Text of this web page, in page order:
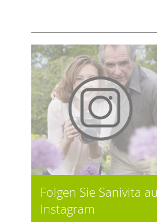
Folgen Sie Sanivita
Instagram